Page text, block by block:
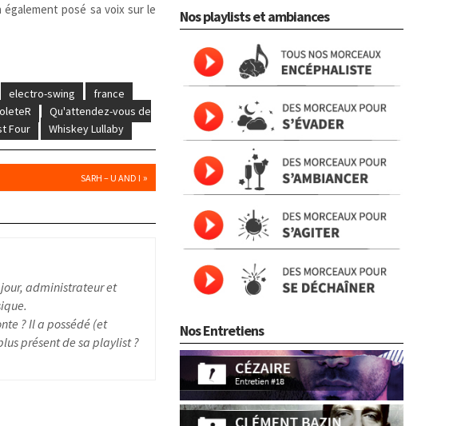
posé sa voix sur le
electro-swing
france
Qu'attendez-vous de
Four Whiskey Lullaby
SARH – U AND I »
administrateur et
? Il a possédé (et
présent de sa playlist ?
Nos playlists et ambiances
Nos Entretiens